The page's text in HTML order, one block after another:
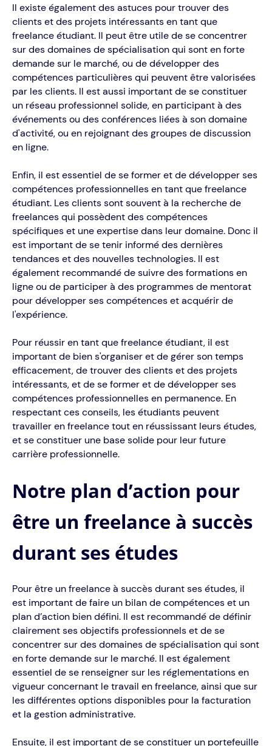
Il existe également des astuces pour trouver des
clients et des projets intéressants en tant que
freelance étudiant. Il peut être utile de se concentrer
sur des domaines de spécialisation qui sont en forte
demande sur le marché, ou de développer des
compétences particulières qui peuvent être valorisées
par les clients. Il est aussi important de se constituer
un réseau professionnel solide, en participant à des
événements ou des conférences liées à son domaine
d'activité, ou en rejoignant des groupes de discussion
en ligne.
Enfin, il est essentiel de se former et de développer ses
compétences professionnelles en tant que freelance
étudiant. Les clients sont souvent à la recherche de
freelances qui possèdent des compétences
spécifiques et une expertise dans leur domaine. Donc il
est important de se tenir informé des dernières
tendances et des nouvelles technologies. Il est
également recommandé de suivre des formations en
ligne ou de participer à des programmes de mentorat
pour développer ses compétences et acquérir de
l'expérience.
Pour réussir en tant que freelance étudiant, il est
important de bien s'organiser et de gérer son temps
efficacement, de trouver des clients et des projets
intéressants, et de se former et de développer ses
compétences professionnelles en permanence. En
respectant ces conseils, les étudiants peuvent
travailler en freelance tout en réussissant leurs études,
et se constituer une base solide pour leur future
carrière professionnelle.
Notre plan d’action pour
être un freelance à succès
durant ses études
Pour être un freelance à succès durant ses études, il
est important de faire un bilan de compétences et un
plan d’action bien défini. Il est recommandé de définir
clairement ses objectifs professionnels et de se
concentrer sur des domaines de spécialisation qui sont
en forte demande sur le marché. Il est également
essentiel de se renseigner sur les réglementations en
vigueur concernant le travail en freelance, ainsi que sur
les différentes options disponibles pour la facturation
et la gestion administrative.
Ensuite, il est important de se constituer un portefeuille